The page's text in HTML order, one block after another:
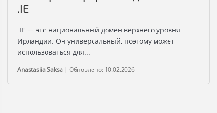
.IE
.IE — это национальный домен верхнего уровня
Ирландии. Он универсальный, поэтому может
использоваться для...
Anastasiia Saksa | Обновлено: 10.02.2026